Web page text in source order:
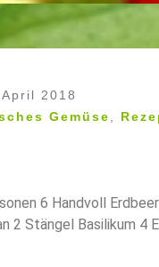
2018
Gemüse
6 Handvoll
2 Stängel Basilikum 4